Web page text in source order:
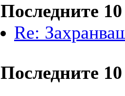
Последните
Re:
Последните